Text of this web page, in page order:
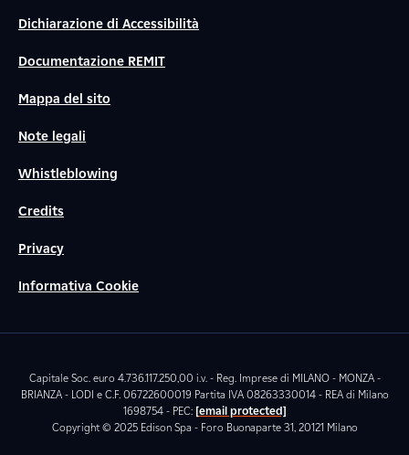
Dichiarazione di Accessibilità
Documentazione REMIT
Mappa del sito
Note legali
Whistleblowing
Credits
Privacy
Informativa Cookie
Capitale Soc. euro 4.736.117.250,00 i.v. - Reg. Imprese di MILANO - MONZA -
BRIANZA - LODI e C.F. 06722600019 Partita IVA 08263330014 - REA di Milano
1698754 - PEC: [email protected]
Copyright © 2025 Edison Spa - Foro Buonaparte 31, 20121 Milano